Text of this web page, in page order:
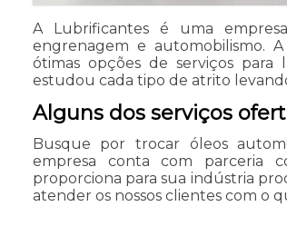
A Lubrificantes é uma
engrenagem e automobilismo.
ótimas opções de serviços para
estudou cada tipo de atrito
Alguns dos serviços
Busque por trocar óleos
empresa conta com parceria
proporciona para sua indústria
atender os nossos clientes com o